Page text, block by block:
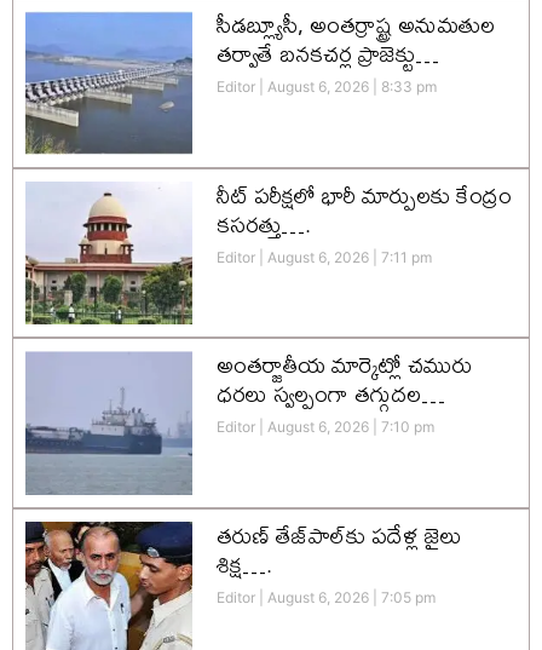
సీడబ్ల్యూసీ, అంతర్రాష్ట్ర అనుమతుల
తర్వాతే బనకచర్ల ప్రాజెక్టు…
Editor August 6, 2026 8:33 pm
నీట్ పరీక్షలో భారీ మార్పులకు కేంద్రం
కసరత్తు….
Editor August 6, 2026 7:11 pm
అంతర్జాతీయ మార్కెట్లో చమురు
ధరలు స్వల్పంగా తగ్గుదల…
Editor August 6, 2026 7:10 pm
తరుణ్ తేజ్‌పాల్‌కు పదేళ్ల జైలు
శిక్ష….
Editor August 6, 2026 7:05 pm